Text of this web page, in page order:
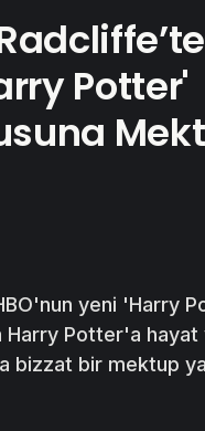
Potter'
yeni 'Harry
Harry Potter'a
bizzat bir mektup